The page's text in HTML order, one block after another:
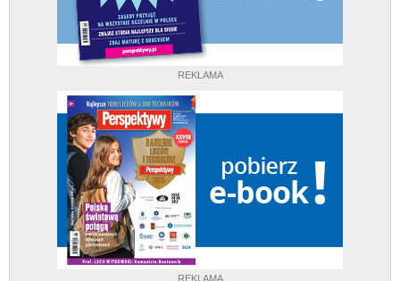
REKLAMA
REKLAMA